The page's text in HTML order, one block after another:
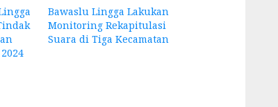
Bawaslu Lingga Lakukan
Monitoring Rekapitulasi
Suara di Tiga Kecamatan